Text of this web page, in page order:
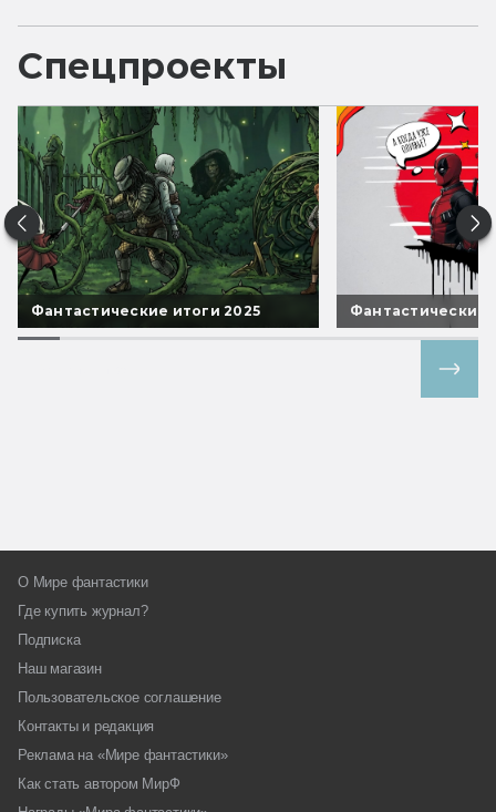
Спецпроекты
Фантастические итоги 2025 Фантастические
О Мире фантастики
Где купить журнал?
Подписка
Наш магазин
Пользовательское соглашение
Контакты и редакция
Реклама на «Мире фантастики»
Как стать автором МирФ